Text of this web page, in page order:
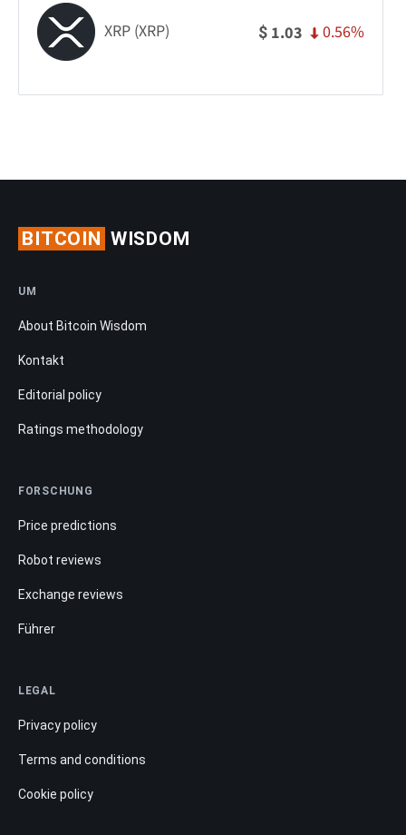
XRP (XRP) $ 1.03 0.56%
BITCOIN WISDOM
UM
About Bitcoin Wisdom
Kontakt
Editorial policy
Ratings methodology
FORSCHUNG
Price predictions
Robot reviews
Exchange reviews
Führer
LEGAL
Privacy policy
Terms and conditions
Cookie policy